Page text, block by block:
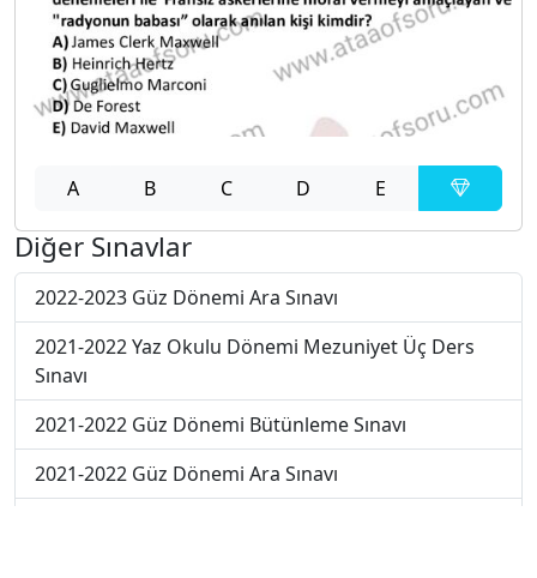
A B C D E
Diğer Sınavlar
2022-2023 Güz Dönemi Ara Sınavı
2021-2022 Yaz Okulu Dönemi Mezuniyet Üç Ders
Sınavı
2021-2022 Güz Dönemi Bütünleme Sınavı
2021-2022 Güz Dönemi Ara Sınavı